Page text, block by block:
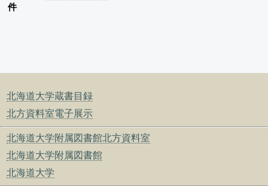
北海道大学蔵書目録
北方資料室電子展示
北海道大学附属図書館北方資料室
北海道大学附属図書館
北海道大学
件